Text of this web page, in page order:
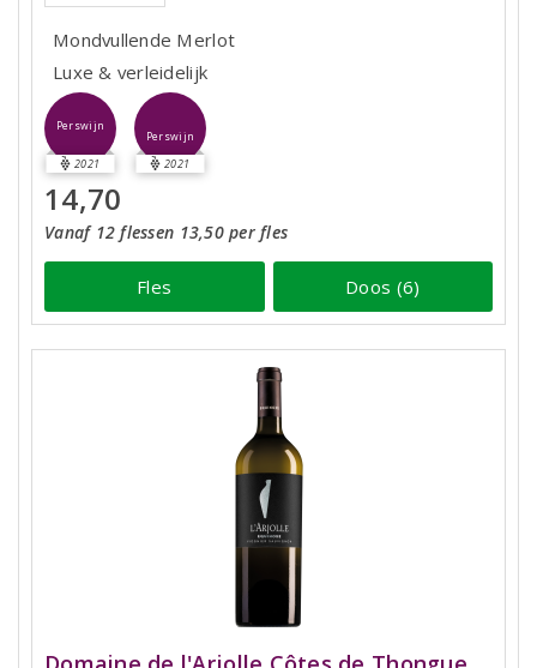
Mondvullende Merlot
Luxe & verleidelijk
Perswijn
2021
Perswijn
2021
14,70
Vanaf 12 flessen 13,50 per fles
Fles Doos (6)